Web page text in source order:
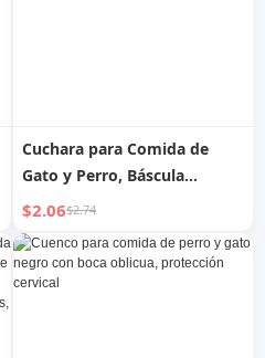
Cuchara para Comida de
Gato y Perro, Báscula
Medidora, Taza Medidora,
Pala, Cuchara Ajustable,
Suministros para Comida de
Mascotas
$2.06$2.74